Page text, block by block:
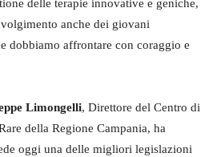
delle terapie innovative e geniche,
anche dei giovani
dobbiamo affrontare con coraggio e
Limongelli, Direttore del Centro di
della Regione Campania, ha
oggi una delle migliori legislazioni